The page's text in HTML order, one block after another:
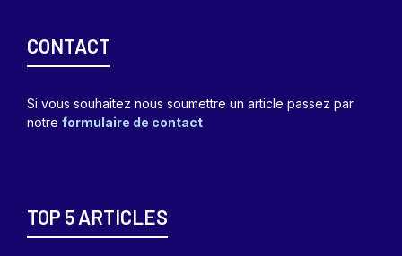
CONTACT
Si vous souhaitez nous soumettre un article passez par
notre formulaire de contact
TOP 5 ARTICLES